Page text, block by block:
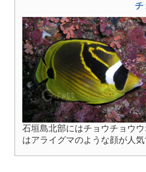
チ
石垣島北部にはチョウチョウ
はアライグマのような顔が人気